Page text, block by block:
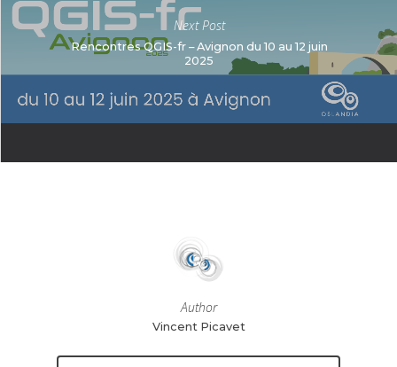
Next Post
Rencontres QGIS-fr – Avignon du 10 au 12 juin
2025
Author
Vincent Picavet